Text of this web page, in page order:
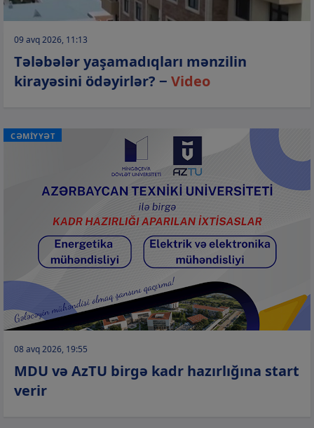
09 avq 2026, 11:13
Tələbələr yaşamadıqları mənzilin
kirayəsini ödəyirlər? − Video
CƏMİYYƏT
08 avq 2026, 19:55
MDU və AzTU birgə kadr hazırlığına start
verir